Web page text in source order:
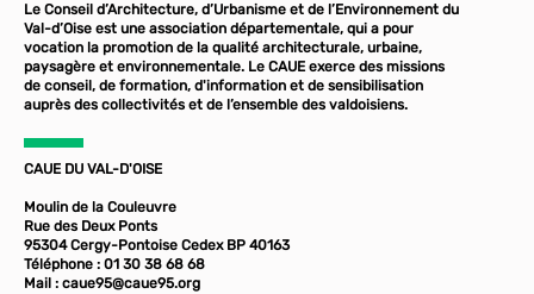
Le Conseil d’Architecture, d’Urbanisme et de l’Environnement du
Val-d’Oise est une association départementale, qui a pour
vocation la promotion de la qualité architecturale, urbaine,
paysagère et environnementale. Le CAUE exerce des missions
de conseil, de formation, d'information et de sensibilisation
auprès des collectivités et de l’ensemble des valdoisiens.
CAUE DU VAL-D'OISE
Moulin de la Couleuvre
Rue des Deux Ponts
95304 Cergy-Pontoise Cedex BP 40163
Téléphone : 01 30 38 68 68
Mail : caue95@caue95.org